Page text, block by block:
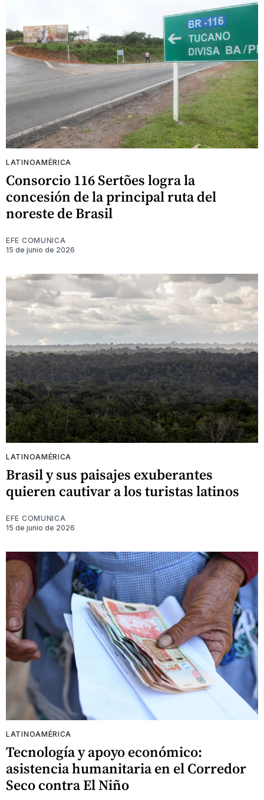
LATINOAMÉRICA
Consorcio 116 Sertões logra la
concesión de la principal ruta del
noreste de Brasil
EFE COMUNICA
15 de junio de 2026
LATINOAMÉRICA
Brasil y sus paisajes exuberantes
quieren cautivar a los turistas latinos
EFE COMUNICA
15 de junio de 2026
LATINOAMÉRICA
Tecnología y apoyo económico:
asistencia humanitaria en el Corredor
Seco contra El Niño